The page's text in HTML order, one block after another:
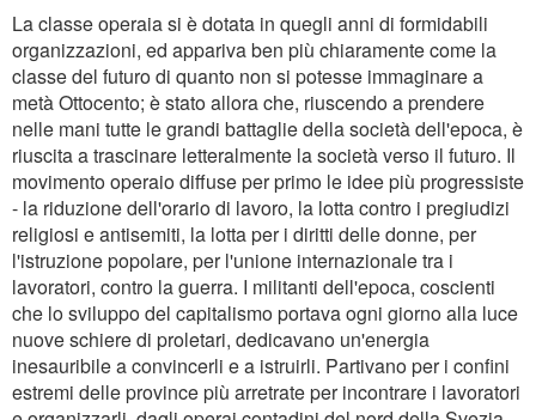
La classe operaia si è dotata in quegli anni di formidabili
organizzazioni, ed appariva ben più chiaramente come la
classe del futuro di quanto non si potesse immaginare a
metà Ottocento; è stato allora che, riuscendo a prendere
nelle mani tutte le grandi battaglie della società dell'epoca, è
riuscita a trascinare letteralmente la società verso il futuro. Il
movimento operaio diffuse per primo le idee più progressiste
- la riduzione dell'orario di lavoro, la lotta contro i pregiudizi
religiosi e antisemiti, la lotta per i diritti delle donne, per
l'istruzione popolare, per l'unione internazionale tra i
lavoratori, contro la guerra. I militanti dell'epoca, coscienti
che lo sviluppo del capitalismo portava ogni giorno alla luce
nuove schiere di proletari, dedicavano un'energia
inesauribile a convincerli e a istruirli. Partivano per i confini
estremi delle province più arretrate per incontrare i lavoratori